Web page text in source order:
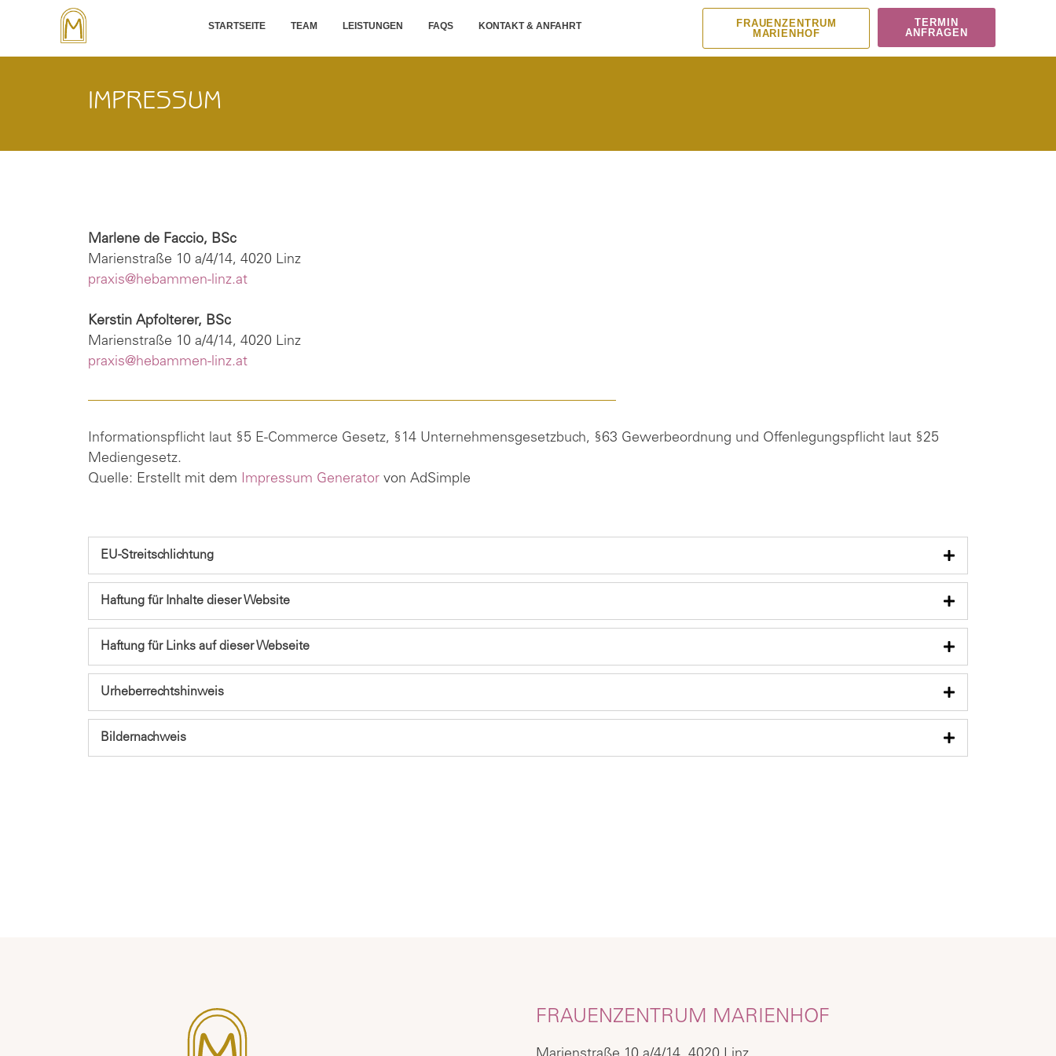
STARTSEITE TEAM LEISTUNGEN FAQS KONTAKT & ANFAHRT
FRAUENZENTRUM
MARIENHOF
TERMIN
ANFRAGEN
IMPRESSUM
Marlene de Faccio, BSc
Marienstraße 10 a/4/14, 4020 Linz
praxis@hebammen-linz.at
Kerstin Apfolterer, BSc
Marienstraße 10 a/4/14, 4020 Linz
praxis@hebammen-linz.at
Informationspflicht laut §5 E-Commerce Gesetz, §14 Unternehmensgesetzbuch, §63 Gewerbeordnung und Offenlegungspflicht laut §25
Mediengesetz.
Quelle: Erstellt mit dem Impressum Generator von AdSimple
EU-Streitschlichtung
Haftung für Inhalte dieser Website
Haftung für Links auf dieser Webseite
Urheberrechtshinweis
Bildernachweis
FRAUENZENTRUM MARIENHOF